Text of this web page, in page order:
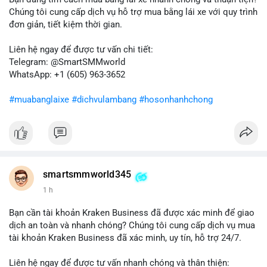
nếu chuyển sang ví lạnh, tín hiệu này cho thấy niềm tin nắm giữ
của nhà đầu tư lớn vẫn còn vững chắc.
Lời khuyên cho nhà đầu tư nhỏ lẻ: Theo dõi sát các giao dịch
tiếp theo từ địa chỉ này để xác định điểm đến của dòng tiền.
Tránh hành động theo cảm xúc; hãy dựa trên dữ liệu xác nhận
tăng.
Chúng tôi cung cấp dịch vụ hỗ trợ mua bằng lái xe với quy trình
đơn giản, tiết kiệm thời gian.
Liên hệ ngay để được tư vấn chi tiết:
Telegram: @SmartSMMworld
WhatsApp: +1 (605) 963-3652
#muabanglaixe #dichvulambang #hosonhanhchong
smartsmmworld345
1 h
Bạn cần tài khoản Kraken Business đã được xác minh để giao
dịch an toàn và nhanh chóng? Chúng tôi cung cấp dịch vụ mua
tài khoản Kraken Business đã xác minh, uy tín, hỗ trợ 24/7.
Liên hệ ngay để được tư vấn nhanh chóng và thân thiện: